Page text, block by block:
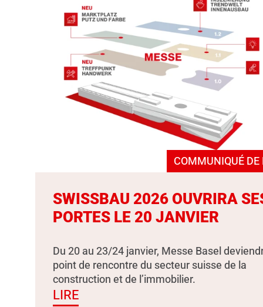
COMMUNIQUÉ DE
SWISSBAU 2026 OUVRIRA
PORTES LE 20 JANVIER
Du 20 au 23/24 janvier, Messe Basel
point de rencontre du secteur suisse de la
construction et de l’immobilier.
LIRE